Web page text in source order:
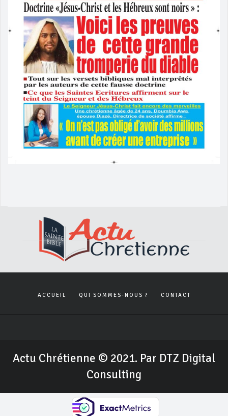
ACCUEIL QUI SOMMES-NOUS ? CONTACT
Actu Chrétienne © 2021. Par DTZ Digital
Consulting